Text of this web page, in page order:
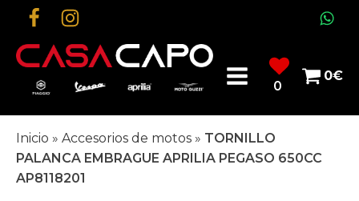
0
0€
Inicio » Accesorios de motos » TORNILLO
PALANCA EMBRAGUE APRILIA PEGASO 650CC
AP8118201